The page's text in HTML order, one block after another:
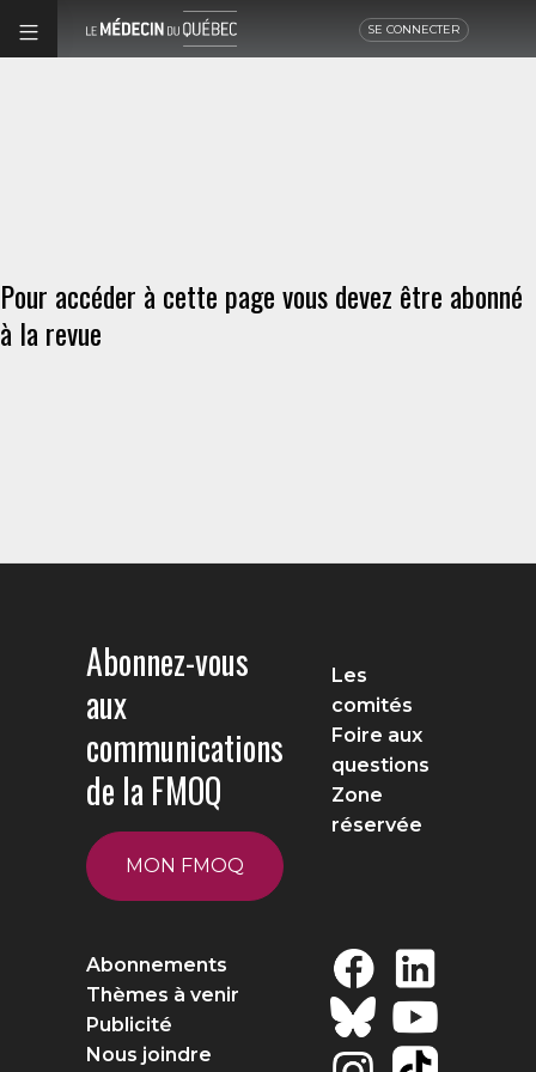
SE CONNECTER
Pour accéder à cette page vous devez être abonné
à la revue
Abonnez-vous
aux
communications
de la FMOQ
MON FMOQ
Les
comités
Foire aux
questions
Zone
réservée
Abonnements
Thèmes à venir
Publicité
Nous joindre